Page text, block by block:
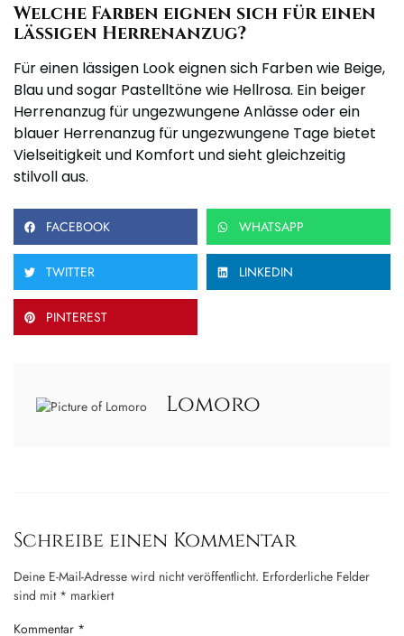
Welche Farben eignen sich für einen
lässigen Herrenanzug?
Für einen lässigen Look eignen sich Farben wie Beige,
Blau und sogar Pastelltöne wie Hellrosa. Ein beiger
Herrenanzug für ungezwungene Anlässe oder ein
blauer Herrenanzug für ungezwungene Tage bietet
Vielseitigkeit und Komfort und sieht gleichzeitig
stilvoll aus.
FACEBOOK WHATSAPP
TWITTER LINKEDIN
PINTEREST
Lomoro
Schreibe einen Kommentar
Deine E-Mail-Adresse wird nicht veröffentlicht. Erforderliche Felder
sind mit * markiert
Kommentar *